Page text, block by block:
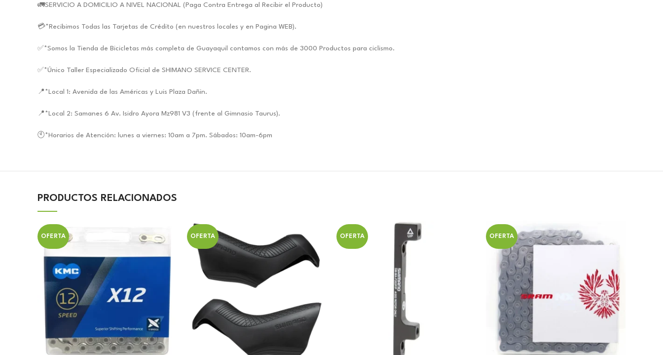
🚛SERVICIO A DOMICILIO A NIVEL NACIONAL (Paga Contra Entrega al Recibir el Producto)
💳*Recibimos Todas las Tarjetas de Crédito (en nuestros locales y en Pagina WEB).
✅*Somos la Tienda de Bicicletas más completa de Guayaquil contamos con más de 3000 Productos para ciclismo.
✅*Único Taller Especializado Oficial de SHIMANO SERVICE CENTER.
📍*Local 1: Avenida de las Américas y Luis Plaza Dañin.
📍*Local 2: Samanes 6 Av. Isidro Ayora Mz981 V3 (frente al Gimnasio Taurus).
🕙*Horarios de Atención: lunes a viernes: 10am a 7pm. Sábados: 10am-6pm
PRODUCTOS RELACIONADOS
OFERTA OFERTA OFERTA OFERTA